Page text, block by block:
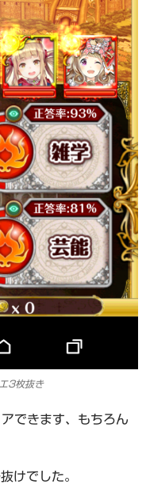
3枚抜き
できます、もちろん
けでした。